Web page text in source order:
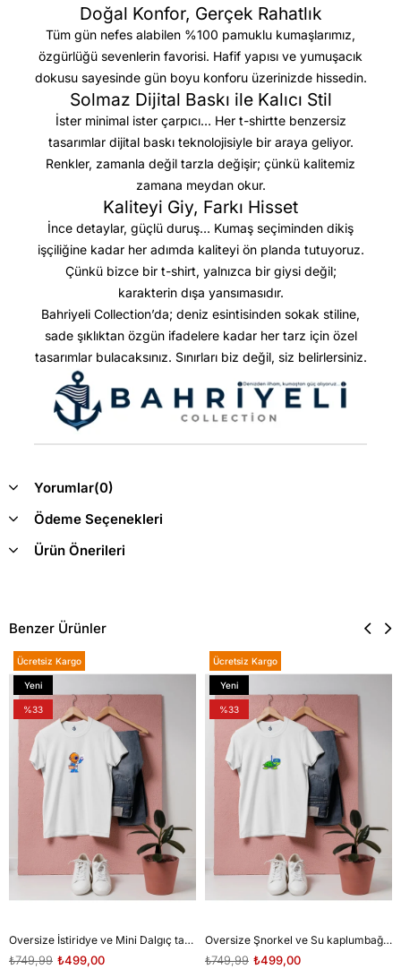
Doğal Konfor, Gerçek Rahatlık
Tüm gün nefes alabilen %100 pamuklu kumaşlarımız,
özgürlüğü sevenlerin favorisi. Hafif yapısı ve yumuşacık
dokusu sayesinde gün boyu konforu üzerinizde hissedin.
Solmaz Dijital Baskı ile Kalıcı Stil
İster minimal ister çarpıcı… Her t-shirtte benzersiz
tasarımlar dijital baskı teknolojisiyle bir araya geliyor.
Renkler, zamanla değil tarzla değişir; çünkü kalitemiz
zamana meydan okur.
Kaliteyi Giy, Farkı Hisset
İnce detaylar, güçlü duruş… Kumaş seçiminden dikiş
işçiliğine kadar her adımda kaliteyi ön planda tutuyoruz.
Çünkü bizce bir t-shirt, yalnızca bir giysi değil;
karakterin dışa yansımasıdır.
Bahriyeli Collection’da; deniz esintisinden sokak stiline,
sade şıklıktan özgün ifadelere kadar her tarz için özel
tasarımlar bulacaksınız. Sınırları biz değil, siz belirlersiniz.
Yorumlar(0)
Ödeme Seçenekleri
Ürün Önerileri
Benzer Ürünler
Oversize İstiridye ve Mini Dalgıç tasarım unisex T-shirt
₺499,00
₺749,99
Ücretsiz Kargo
Yeni
Ürün
%33
Oversize Şnorkel ve Su kaplumbağası tasarım unisex T-shirt
₺499,00
₺749,99
Ücretsiz Kargo
Yeni
Ürün
%33